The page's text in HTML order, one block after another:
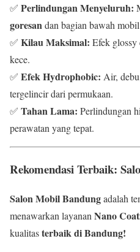
✅ Perlindungan Menyeluruh:
goresandan bagian bawah
✅ Kilau Maksimal: Efek
kece.
✅ Efek Hydrophobic: Air,
tergelincir dari permukaan.
✅ Tahan Lama: Perlindungan
perawatan yang tepat.
Rekomendasi Terbaik:
Salon Mobil Bandungadalah
menawarkan layananNano
kualitasterbaik di Bandung!